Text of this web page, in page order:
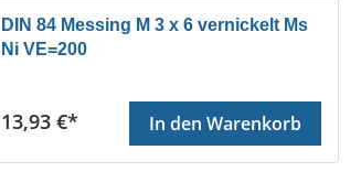
DIN 84 Messing M 3 x 6 vernickelt Ms
Ni VE=200
Regulärer Preis:
13,93 €* In den Warenkorb